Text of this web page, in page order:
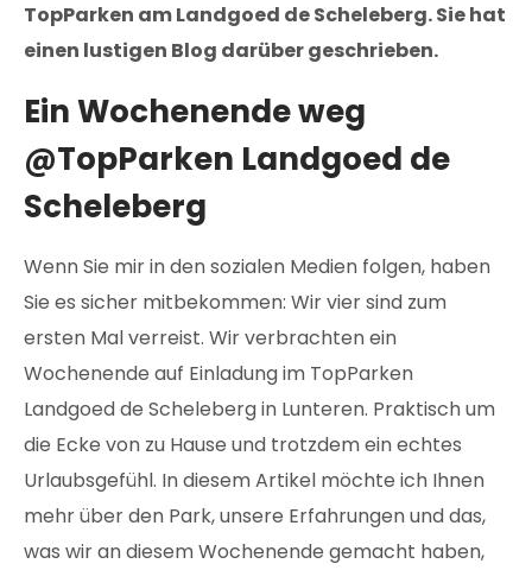
TopParken am Landgoed de Scheleberg. Sie hat
einen lustigen Blog darüber geschrieben.
Ein Wochenende weg
@TopParken Landgoed de
Scheleberg
Wenn Sie mir in den sozialen Medien folgen, haben
Sie es sicher mitbekommen: Wir vier sind zum
ersten Mal verreist. Wir verbrachten ein
Wochenende auf Einladung im TopParken
Landgoed de Scheleberg in Lunteren. Praktisch um
die Ecke von zu Hause und trotzdem ein echtes
Urlaubsgefühl. In diesem Artikel möchte ich Ihnen
mehr über den Park, unsere Erfahrungen und das,
was wir an diesem Wochenende gemacht haben,